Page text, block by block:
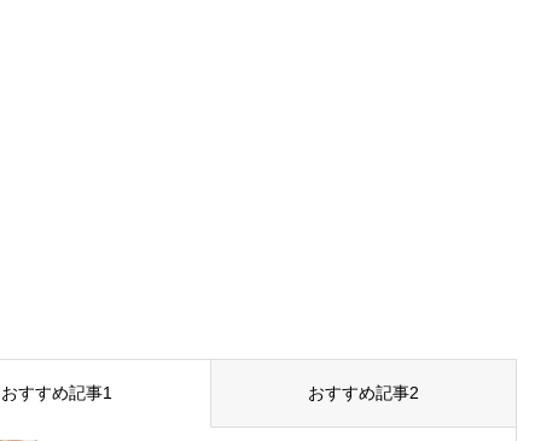
おすすめ記事1 おすすめ記事2